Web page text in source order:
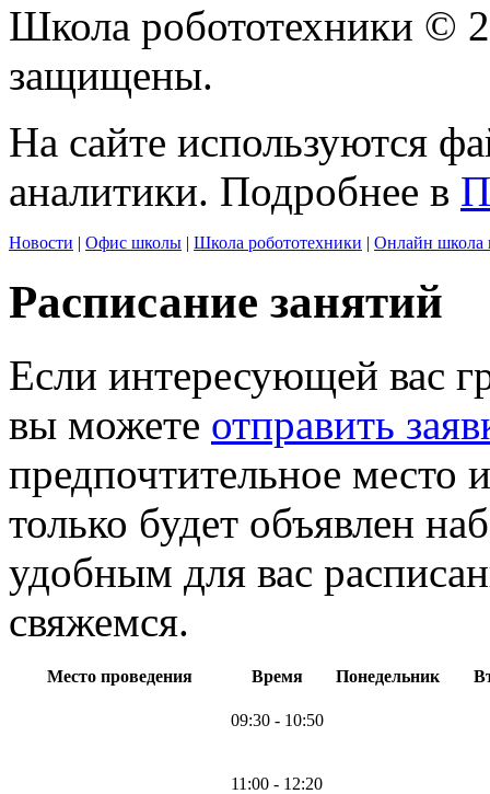
Школа робототехники ©
защищены.
На сайте используются
аналитики. Подробнее в
Новости | Офис школы | Школа робототехники | Онлайн школа
Расписание занятий
Если интересующей вас
вы можете отправить
предпочтительное место
только будет объявлен
удобным для вас
свяжемся.
Место проведения Время Понедельник
09:30 - 10:50
11:00 - 12:20